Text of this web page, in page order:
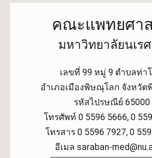
คณะแพทยศา
มหาวิทยาลัยนเร
เลขที่ 99 หมู่ 9 ตำบลท่า
อำเภอเมืองพิษณุโลก จังหวั
รหัสไปรษณีย์ 65000
โทรศัพท์ 0 5596 5666, 0
โทรสาร 0 5596 7927, 0
อีเมล saraban-